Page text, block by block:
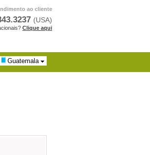
ao cliente
(USA)
Clique aqui
Guatemala